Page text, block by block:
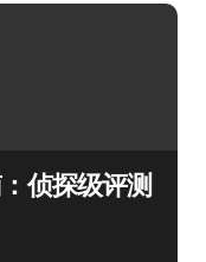
侦探级评测